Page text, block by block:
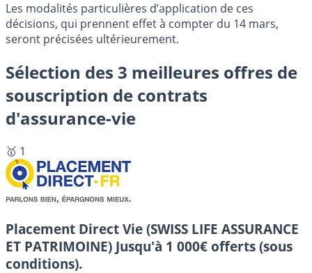
Les modalités particulières d’application de ces
décisions, qui prennent effet à compter du 14 mars,
seront précisées ultérieurement.
Sélection des 3 meilleures offres de
souscription de contrats
d'assurance-vie
🥇 1
Placement Direct Vie (SWISS LIFE ASSURANCE
ET PATRIMOINE) Jusqu'à 1 000€ offerts (sous
conditions).